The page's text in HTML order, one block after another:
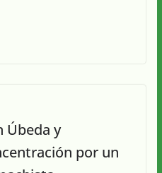
Úbeda y
por un